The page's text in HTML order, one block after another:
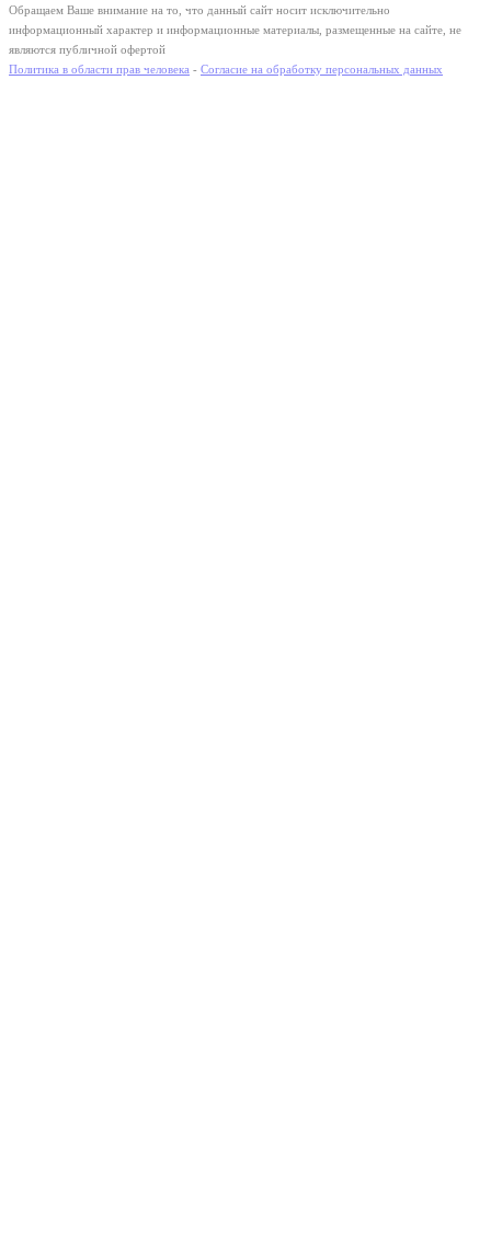
Обращаем Ваше внимание на то, что данный сайт носит исключительно
информационный характер и информационные материалы, размещенные на сайте, не
являются публичной офертой
Политика в области прав человека - Согласие на обработку персональных данных